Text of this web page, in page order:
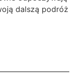
dalszą podróż